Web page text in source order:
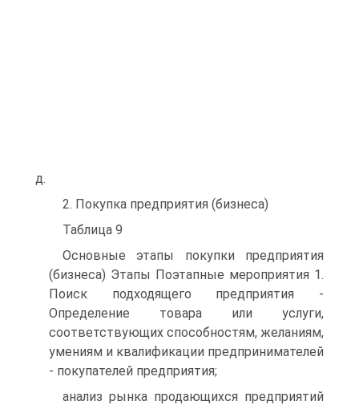
д.
2. Покупка предприятия (бизнеса)
Таблица 9
Основные этапы покупки предприятия
(бизнеса) Этапы Поэтапные мероприятия 1.
Поиск подходящего предприятия -
Определение товара или услуги,
соответствующих способностям, желаниям,
умениям и квалификации предпринимателей
- покупателей предприятия;
анализ рынка продающихся предприятий